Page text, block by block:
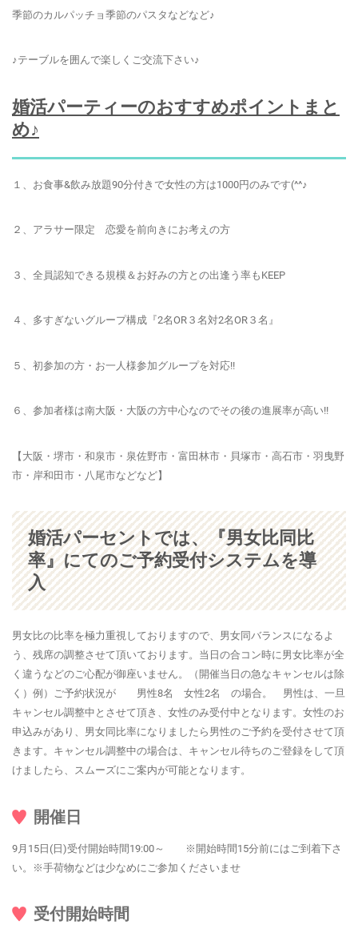
季節のカルパッチョ季節のパスタなどなど♪
♪テーブルを囲んで楽しくご交流下さい♪
婚活パーティーのおすすめポイントまと
め♪
１、お食事&飲み放題90分付きで女性の方は1000円のみです(^^♪
２、アラサー限定 恋愛を前向きにお考えの方
３、全員認知できる規模＆お好みの方との出逢う率もKEEP
４、多すぎないグループ構成『2名OR３名対2名OR３名』
５、初参加の方・お一人様参加グループを対応!!
６、参加者様は南大阪・大阪の方中心なのでその後の進展率が高い!!
【大阪・堺市・和泉市・泉佐野市・富田林市・貝塚市・高石市・羽曳野
市・岸和田市・八尾市などなど】
婚活パーセントでは、『男女比同比
率』にてのご予約受付システムを導
入
男女比の比率を極力重視しておりますので、男女同バランスになるよ
う、残席の調整させて頂いております。当日の合コン時に男女比率が全
く違うなどのご心配が御座いません。（開催当日の急なキャンセルは除
く）例）ご予約状況が 男性8名 女性2名 の場合。 男性は、一旦
キャンセル調整中とさせて頂き、女性のみ受付中となります。女性のお
申込みがあり、男女同比率になりましたら男性のご予約を受付させて頂
きます。キャンセル調整中の場合は、キャンセル待ちのご登録をして頂
けましたら、スムーズにご案内が可能となります。
開催日
9月15日(日)受付開始時間19:00～ ※開始時間15分前にはご到着下さ
い。※手荷物などは少なめにご参加くださいませ
受付開始時間